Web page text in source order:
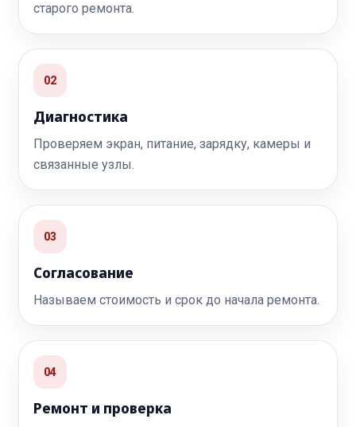
старого ремонта.
02
Диагностика
Проверяем экран, питание, зарядку, камеры и
связанные узлы.
03
Согласование
Называем стоимость и срок до начала ремонта.
04
Ремонт и проверка